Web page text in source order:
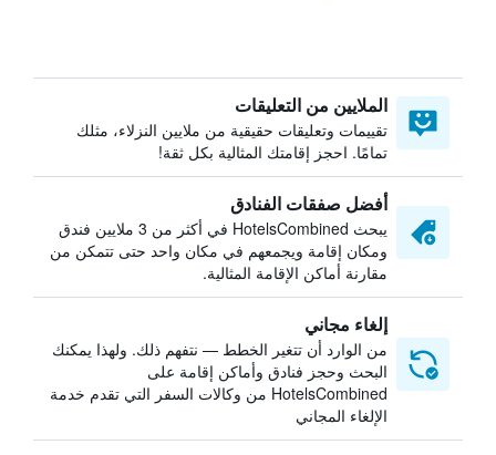
الملايين من التعليقات
تقييمات وتعليقات حقيقية من ملايين النزلاء، مثلك
تمامًا. احجز إقامتك المثالية بكل ثقة!
أفضل صفقات الفنادق
يبحث HotelsCombined في أكثر من 3 ملايين فندق
ومكان إقامة ويجمعهم في مكان واحد حتى تتمكن من
مقارنة أماكن الإقامة المثالية.
إلغاء مجاني
من الوارد أن تتغير الخطط — نتفهم ذلك. ولهذا يمكنك
البحث وحجز فنادق وأماكن إقامة على
HotelsCombined من وكالات السفر التي تقدم خدمة
الإلغاء المجاني